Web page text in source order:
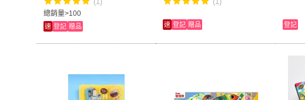
總銷量>100
速 登記 贈品 速 登記 贈品 登記